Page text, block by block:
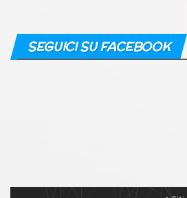
SEGUICI SU FACEBOOK